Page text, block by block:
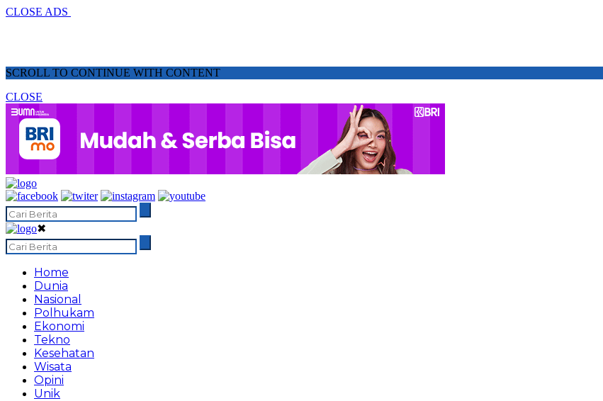
CLOSE ADS
SCROLL TO CONTINUE WITH CONTENT
CLOSE
✖
Home
Dunia
Nasional
Polhukam
Ekonomi
Tekno
Kesehatan
Wisata
Opini
Unik